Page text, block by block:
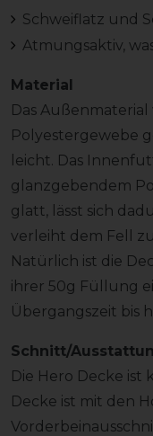
Schweiflatz und
Atmungsaktiv,
Material
Das
Polyestergewebe
leicht. Das
glanzgebendem
glatt, lässt sich
verleiht dem Fell
Natürlich ist die
ihrer 50g Füllung
Übergangszeit bis
Schnitt/
Die Hero Decke ist
Decke ist mit den